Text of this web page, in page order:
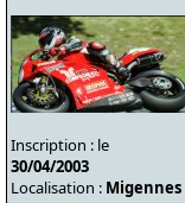
Inscription : le
30/04/2003
Localisation : Migennes